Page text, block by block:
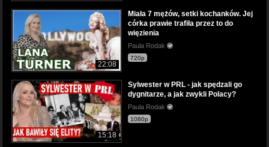
22:08
Miała 7 mężów, setki kochanków. Jej
córka prawie trafiła przez to do
więzienia
Paula Rodak
720p
15:18
Sylwester w PRL - jak spędzali go
dygnitarze, a jak zwykli Polacy?
Paula Rodak
1080p